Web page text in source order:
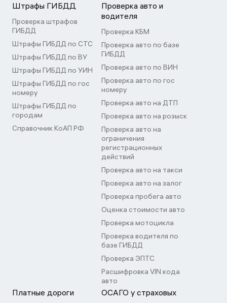
Штрафы ГИБДД
Проверка штрафов
ГИБДД
Штрафы ГИБДД по СТС
Штрафы ГИБДД по ВУ
Штрафы ГИБДД по УИН
Штрафы ГИБДД по гос
номеру
Штрафы ГИБДД по
городам
Справочник КоАП РФ
Проверка авто и
водителя
Проверка КБМ
Проверка авто по базе
ГИБДД
Проверка авто по ВИН
Проверка авто по гос
номеру
Проверка авто на ДТП
Проверка авто на розыск
Проверка авто на
ограничения
регистрационных
действий
Проверка авто на такси
Проверка авто на залог
Проверка пробега авто
Оценка стоимости авто
Проверка мотоцикла
Проверка водителя по
базе ГИБДД
Проверка ЭПТС
Расшифровка VIN кода
авто
Платные дороги ОСАГО у страховых